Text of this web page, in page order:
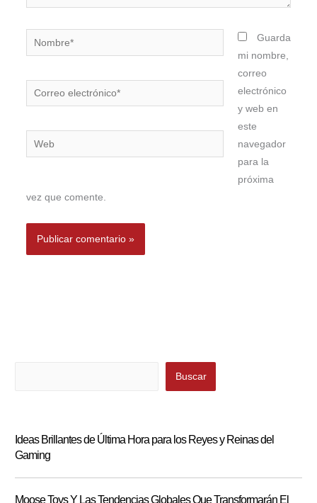
Nombre*
Correo
electrónico*
Web
Guarda
mi nombre,
correo
electrónico
y web en
este
navegador
para la
próxima
vez que comente.
Buscar
Ideas Brillantes de Última Hora para los Reyes y Reinas del
Gaming
Moose Toys Y Las Tendencias Globales Que Transformarán El